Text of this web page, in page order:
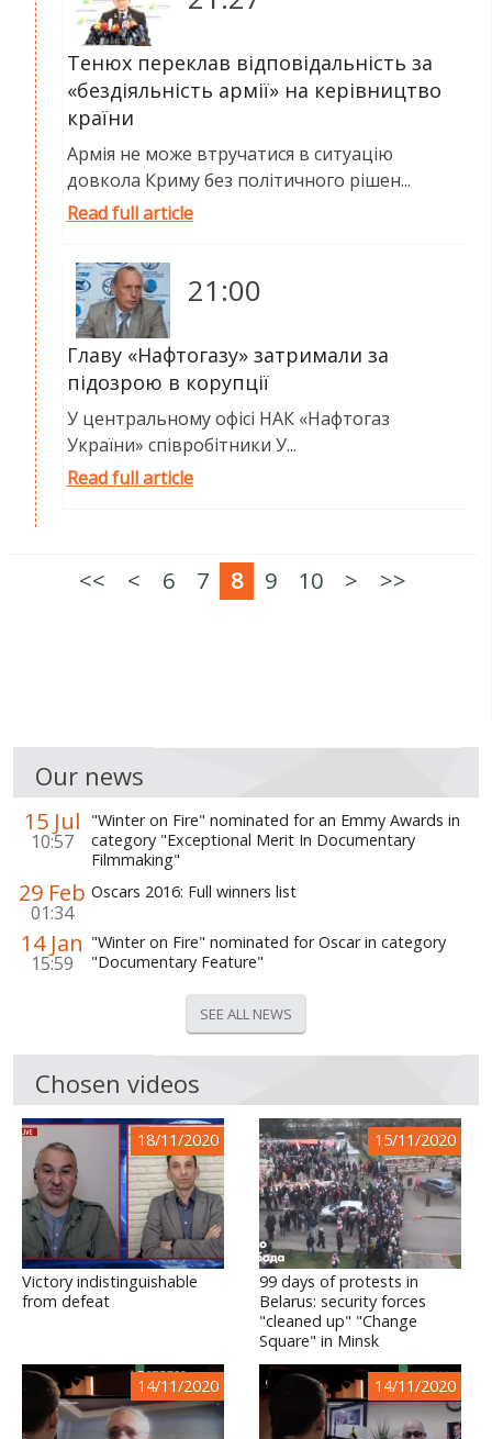
Тенюх переклав відповідальність за
«бездіяльність армії» на керівництво
країни
Армія не може втручатися в ситуацію
довкола Криму без політичного рішен...
Read full article
21:00
Главу «Нафтогазу» затримали за
підозрою в корупції
У центральному офісі НАК «Нафтогаз
України» співробітники У...
Read full article
<< < 6 7 8 9 10 > >>
Our news
15 Jul
10:57
"Winter on Fire" nominated for an Emmy Awards in
category "Exceptional Merit In Documentary
Filmmaking"
29 Feb
01:34
Oscars 2016: Full winners list
14 Jan
15:59
"Winter on Fire" nominated for Oscar in category
"Documentary Feature"
SEE ALL NEWS
Chosen videos
18/11/2020
Victory indistinguishable
from defeat
15/11/2020
99 days of protests in
Belarus: security forces
"cleaned up" "Change
Square" in Minsk
14/11/2020 14/11/2020